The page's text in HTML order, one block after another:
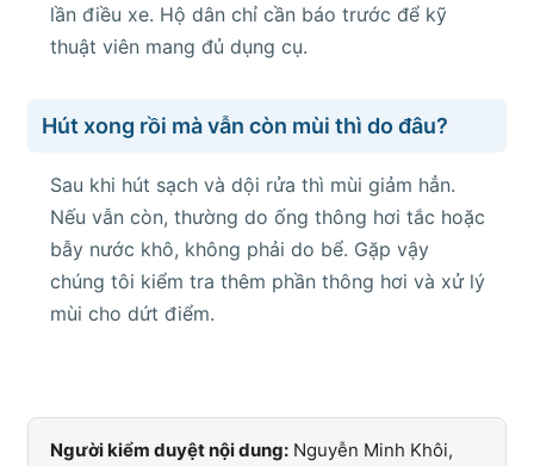
lần điều xe. Hộ dân chỉ cần báo trước để kỹ
thuật viên mang đủ dụng cụ.
Hút xong rồi mà vẫn còn mùi thì do đâu?
Sau khi hút sạch và dội rửa thì mùi giảm hẳn.
Nếu vẫn còn, thường do ống thông hơi tắc hoặc
bẫy nước khô, không phải do bể. Gặp vậy
chúng tôi kiểm tra thêm phần thông hơi và xử lý
mùi cho dứt điểm.
Người kiểm duyệt nội dung: Nguyễn Minh Khôi,